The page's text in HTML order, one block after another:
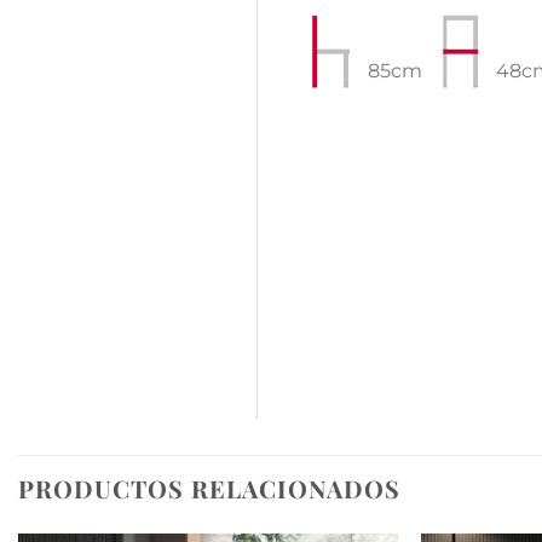
85cm
PRODUCTOS RELACIONADOS